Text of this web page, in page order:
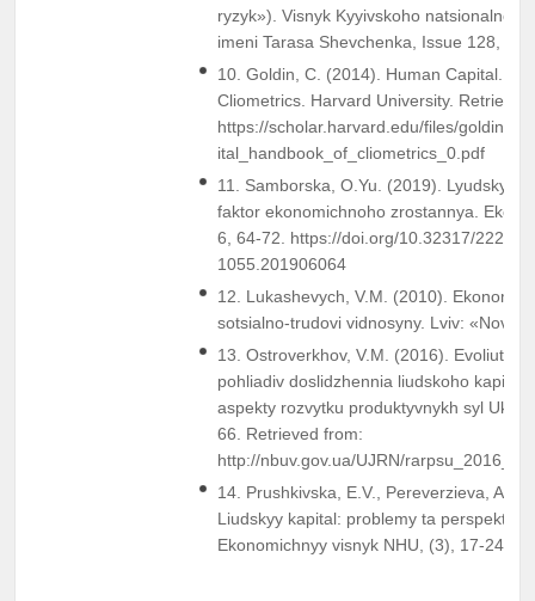
ryzyk»). Visnyk Kyyivskoho
imeni Tarasa Shevchenka, Issue 128, 5-
10. Goldin, C. (2014). Human Capital.
Cliometrics. Harvard University.
https://scholar.harvard.edu/files/goldin/
ital_handbook_of_cliometrics_0.pdf
11. Samborska, O.Yu. (2019). Lyudskyy
faktor ekonomichnoho zrostannya.
6, 64-72. https://doi.org/10.32317/2221-
1055.201906064
12. Lukashevych, V.M. (2010).
sotsialno-trudovi vidnosyny. Lviv: «Novyy
13. Ostroverkhov, V.M. (2016). Evoliutsiia
pohliadiv doslidzhennia liudskoho
aspekty rozvytku produktyvnykh syl
66. Retrieved from:
http://nbuv.gov.ua/UJRN/
14. Prushkivska, E.V., Pereverzieva, A.V.
Liudskyy kapital: problemy ta perspektyvy.
Ekonomichnyy visnyk NHU, (3), 17-24.